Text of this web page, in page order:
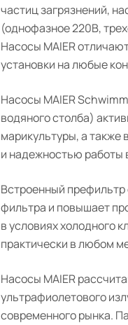
частиц загрязнений,
(однофазное 220В,
Насосы MAIER
установки на любые
Насосы MAIER
водяного столба)
марикультуры, а также
и надежностью работы
Встроенный префильтр
фильтра и повышает
в условиях холодного
практически в любом
Насосы MAIER
ультрафиолетового
современного рынка.